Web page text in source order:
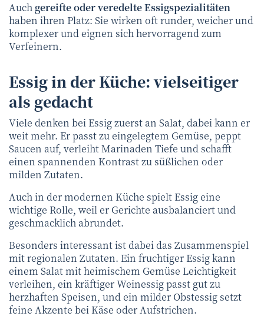
Auch gereifte oder veredelte Essigspezialitäten
haben ihren Platz: Sie wirken oft runder, weicher und
komplexer und eignen sich hervorragend zum
Verfeinern.
Essig in der Küche: vielseitiger
als gedacht
Viele denken bei Essig zuerst an Salat, dabei kann er
weit mehr. Er passt zu eingelegtem Gemüse, peppt
Saucen auf, verleiht Marinaden Tiefe und schafft
einen spannenden Kontrast zu süßlichen oder
milden Zutaten.
Auch in der modernen Küche spielt Essig eine
wichtige Rolle, weil er Gerichte ausbalanciert und
geschmacklich abrundet.
Besonders interessant ist dabei das Zusammenspiel
mit regionalen Zutaten. Ein fruchtiger Essig kann
einem Salat mit heimischem Gemüse Leichtigkeit
verleihen, ein kräftiger Weinessig passt gut zu
herzhaften Speisen, und ein milder Obstessig setzt
feine Akzente bei Käse oder Aufstrichen.